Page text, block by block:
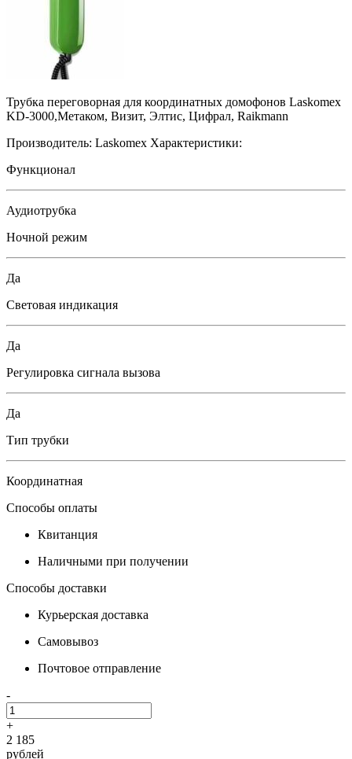
Трубка переговорная для координатных домофонов Laskomex
KD-3000,Метаком, Визит, Элтис, Цифрал, Raikmann
Производитель: Laskomex Характеристики:
Функционал
Аудиотрубка
Ночной режим
Да
Световая индикация
Да
Регулировка сигнала вызова
Да
Тип трубки
Координатная
Способы оплаты
Квитанция
Наличными при получении
Способы доставки
Курьерская доставка
Самовывоз
Почтовое отправление
-
+
2 185
рублей